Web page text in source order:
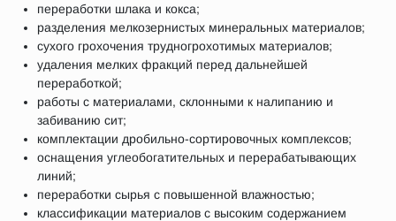
переработки шлака и кокса;
разделения мелкозернистых минеральных материалов;
сухого грохочения трудногрохотимых материалов;
удаления мелких фракций перед дальнейшей
переработкой;
работы с материалами, склонными к налипанию и
забиванию сит;
комплектации дробильно-сортировочных комплексов;
оснащения углеобогатительных и перерабатывающих
линий;
переработки сырья с повышенной влажностью;
классификации материалов с высоким содержанием